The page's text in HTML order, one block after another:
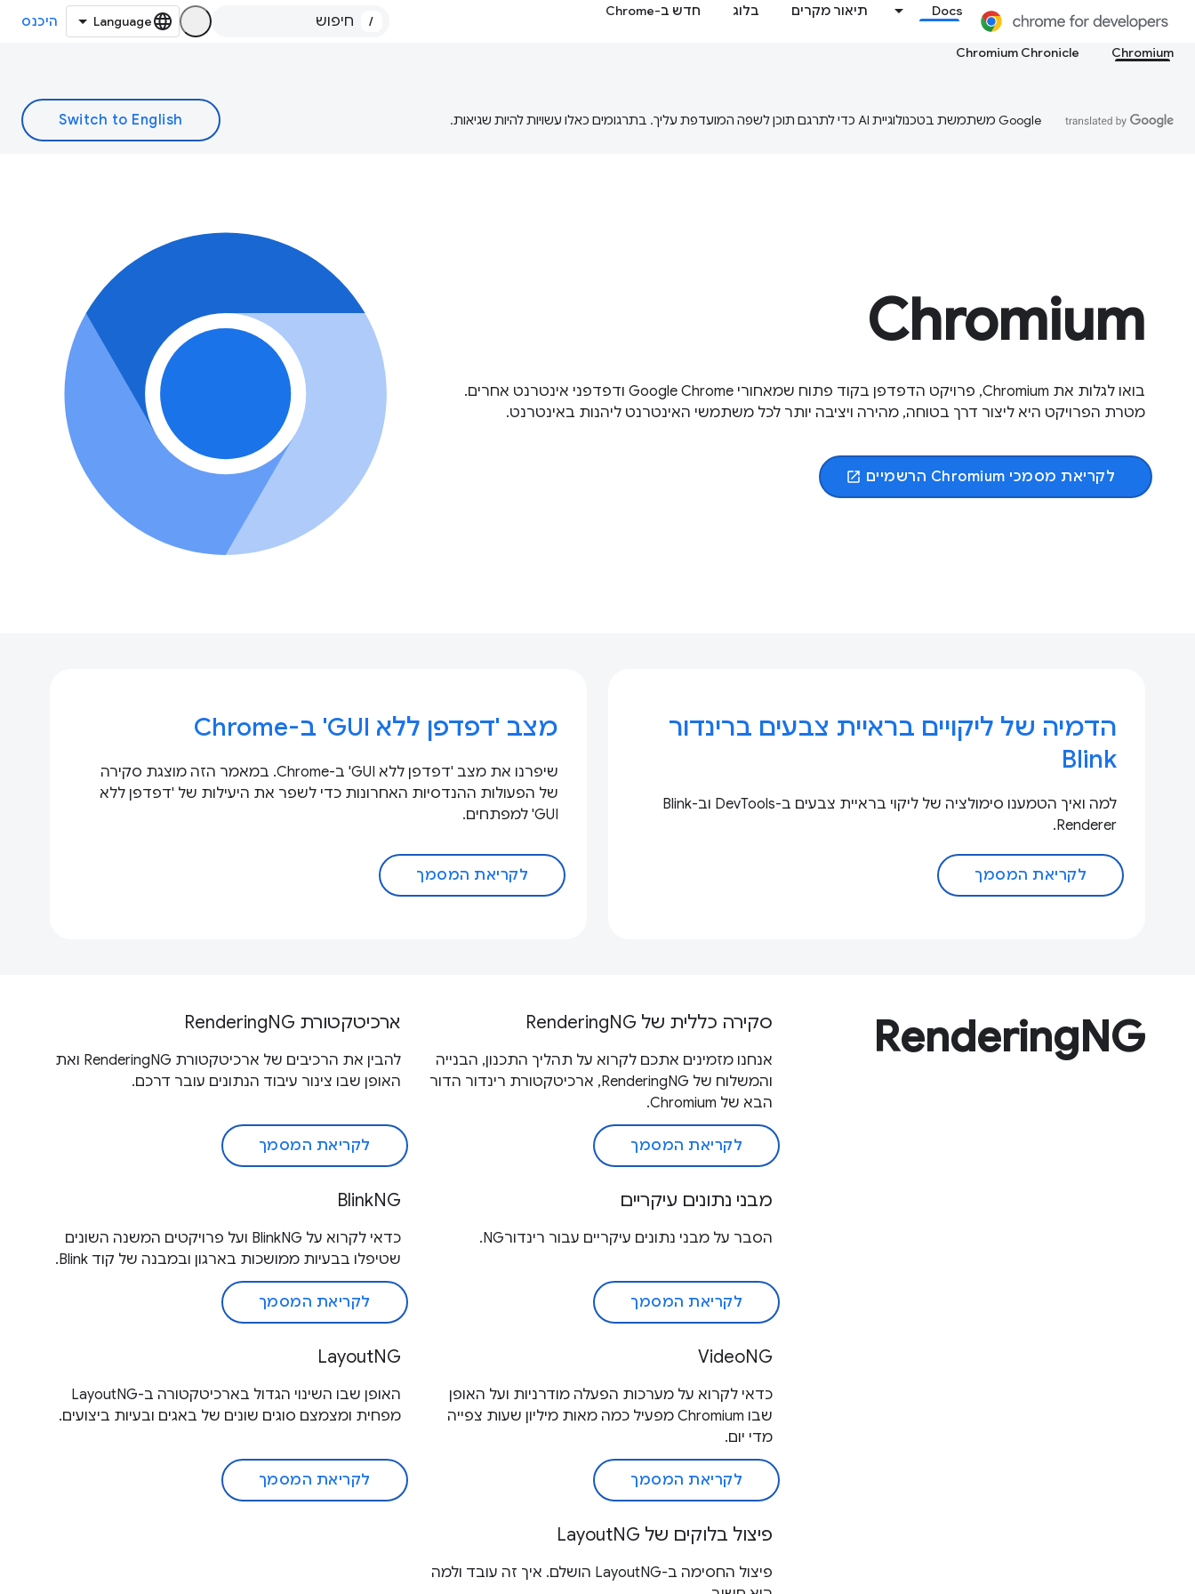
Docs תיאור מקרים בלוג חדש ב-Chrome
/
היכנס
Chromium
Chromium Chronicle
‫Google משתמשת בטכנולוגיית AI כדי לתרגם תוכן לשפה המועדפת עליך. בתרגומים כאלו עשויות להיות שגיאות.
Chromium
בואו לגלות את Chromium, פרויקט הדפדפן בקוד פתוח שמאחורי Google Chrome ודפדפני אינטרנט אחרים.
מטרת הפרויקט היא ליצור דרך בטוחה, מהירה ויציבה יותר לכל משתמשי האינטרנט ליהנות באינטרנט.
לקריאת מסמכי Chromium הרשמיים open_in_new
הדמיה של ליקויים בראיית צבעים ברינדור
Blink
למה ואיך הטמענו סימולציה של ליקוי בראיית צבעים ב-DevTools וב-Blink
Renderer.
לקריאת המסמך
מצב 'דפדפן ללא GUI' ב-Chrome
שיפרנו את מצב 'דפדפן ללא GUI' ב-Chrome. במאמר הזה מוצגת סקירה
של הפעולות ההנדסיות האחרונות כדי לשפר את היעילות של 'דפדפן ללא
GUI' למפתחים.
לקריאת המסמך
RenderingNG סקירה כללית של RenderingNG
אנחנו מזמינים אתכם לקרוא על תהליך התכנון, הבנייה
והמשלוח של RenderingNG, ארכיטקטורת רינדור הדור
הבא של Chromium.
לקריאת המסמך
ארכיטקטורת RenderingNG
להבין את הרכיבים של ארכיטקטורת RenderingNG ואת
האופן שבו צינור עיבוד הנתונים עובר דרכם.
לקריאת המסמך
מבני נתונים עיקריים
הסבר על מבני נתונים עיקריים עבור רינדורNG.
לקריאת המסמך
BlinkNG
כדאי לקרוא על BlinkNG ועל פרויקטים המשנה השונים
שטיפלו בבעיות ממושכות בארגון ובמבנה של קוד Blink.
לקריאת המסמך
VideoNG
כדאי לקרוא על מערכות הפעלה מודרניות ועל האופן
שבו Chromium מפעיל כמה מאות מיליון שעות צפייה
מדי יום.
לקריאת המסמך
LayoutNG
האופן שבו השינוי הגדול בארכיטקטורה ב-LayoutNG
מפחית ומצמצם סוגים שונים של באגים ובעיות ביצועים.
לקריאת המסמך
פיצול בלוקים של LayoutNG
פיצול החסימה ב-LayoutNG הושלם. איך זה עובד ולמה